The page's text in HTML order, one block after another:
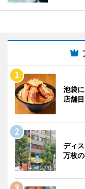
池袋
店舗目
ディ
万枚